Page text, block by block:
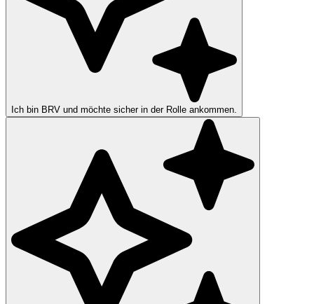
Ich bin BRV und möchte sicher in der Rolle ankommen.